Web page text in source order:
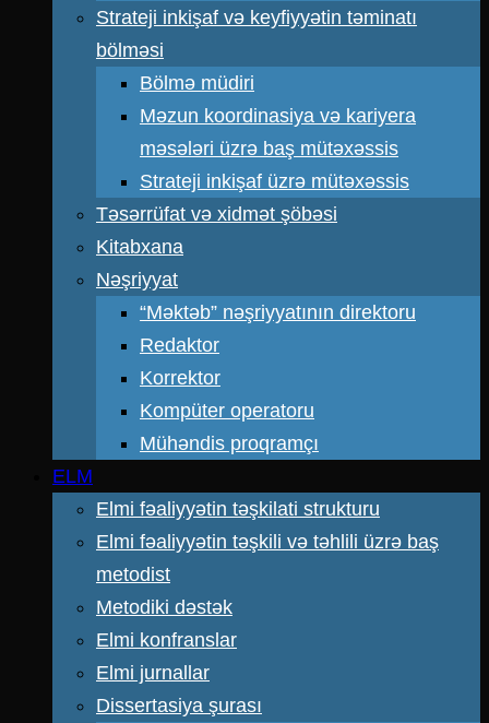
Strateji inkişaf və keyfiyyətin təminatı
bölməsi
Bölmə müdiri
Məzun koordinasiya və kariyera
məsələri üzrə baş mütəxəssis
Strateji inkişaf üzrə mütəxəssis
Təsərrüfat və xidmət şöbəsi
Kitabxana
Nəşriyyat
“Məktəb” nəşriyyatının direktoru
Redaktor
Korrektor
Kompüter operatoru
Mühəndis proqramçı
ELM
Elmi fəaliyyətin təşkilati strukturu
Elmi fəaliyyətin təşkili və təhlili üzrə baş
metodist
Metodiki dəstək
Elmi konfranslar
Elmi jurnallar
Dissertasiya şurası